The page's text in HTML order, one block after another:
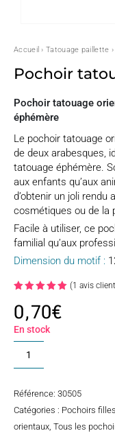
Accueil ›Tatouage paillette
Pochoir
Pochoir tatouage
éphémère
Le pochoir tatouage
de deux arabesques,
tatouage éphémère.
aux enfants qu’aux
d’obtenir un joli
cosmétiques ou de la
Facile à utiliser, ce
familial qu’aux
Dimension du motif :
sur 5
basé
sur
notation
client
(1 avis
0,70€
En stock
de
oriental
Référence: 30505
Catégories : Pochoirs filles
orientaux, Tous les